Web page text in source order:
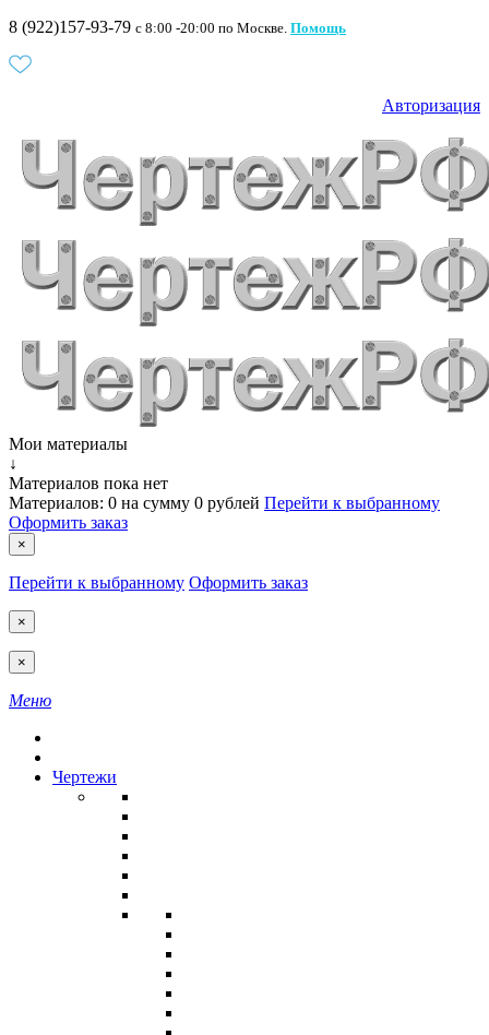
8 (922)157-93-79 c 8:00 -20:00 по Москве. Помощь
Авторизация
Мои материалы
↓
Материалов пока нет
Материалов: 0 на сумму 0 рублей Перейти к выбранному
Оформить заказ
×
Перейти к выбранному Оформить заказ
×
×
Меню
Чертежи